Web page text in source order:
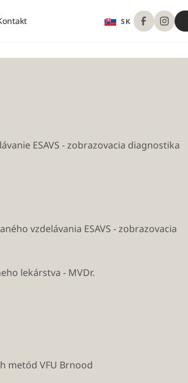
SK
ESAVS - zobrazovacia diagnostika
vzdelávania ESAVS - zobrazovacia
lekárstva - MVDr.
metód VFU Brnood